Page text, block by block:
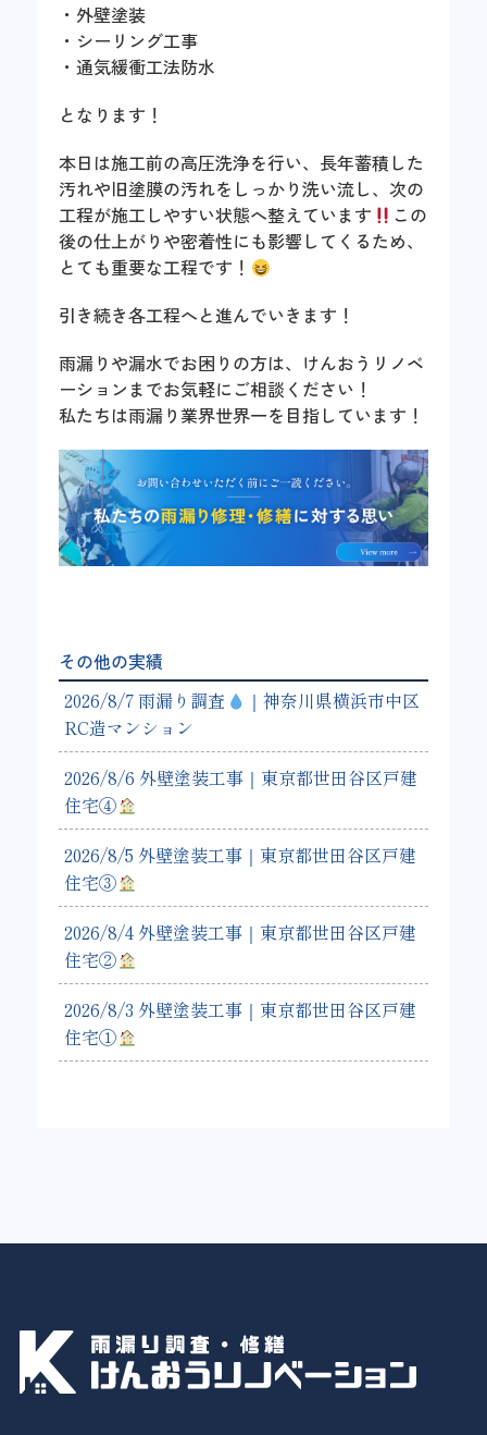
・外壁塗装
・シーリング工事
・通気緩衝工法防水
となります！
本日は施工前の高圧洗浄を行い、長年蓄積した
汚れや旧塗膜の汚れをしっかり洗い流し、次の
工程が施工しやすい状態へ整えています
この
後の仕上がりや密着性にも影響してくるため、
とても重要な工程です！
引き続き各工程へと進んでいきます！
雨漏りや漏水でお困りの方は、けんおうリノベ
ーションまでお気軽にご相談ください！
私たちは雨漏り業界世界一を目指しています！
その他の実績
2026/8/7 雨漏り調査
｜神奈川県横浜市中区
RC造マンション
2026/8/6 外壁塗装工事｜東京都世田谷区戸建
住宅④
2026/8/5 外壁塗装工事｜東京都世田谷区戸建
住宅③
2026/8/4 外壁塗装工事｜東京都世田谷区戸建
住宅②
2026/8/3 外壁塗装工事｜東京都世田谷区戸建
住宅①